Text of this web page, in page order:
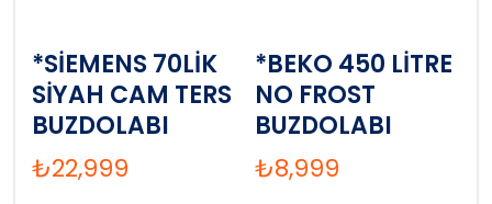
*SİEMENS 70LİK
SİYAH CAM TERS
BUZDOLABI
₺22,999
*BEKO 450 LİTRE
NO FROST
BUZDOLABI
₺8,999